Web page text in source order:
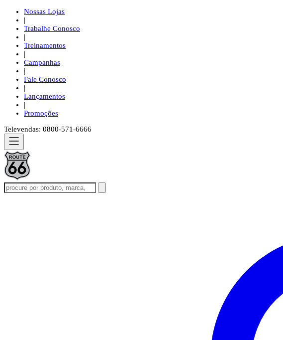
Nossas Lojas
|
Trabalhe Conosco
|
Treinamentos
|
Campanhas
|
Fale Conosco
|
Lançamentos
|
Promoções
Televendas: 0800-571-6666